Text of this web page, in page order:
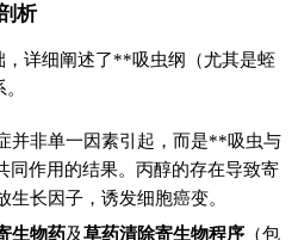
析
详细阐述了**吸虫纲（尤其是蛭
并非单一因素引起，而是**吸虫与
同作用的结果。丙醇的存在导致寄
长因子，诱发细胞癌变。
生物药及草药清除寄生物程序 （包